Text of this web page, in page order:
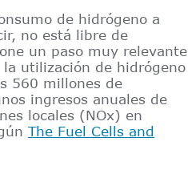
de hidrógeno a
no está libre de
un paso muy relevante
utilización de hidrógeno
560 millones de
ingresos anuales de
locales (NOx) en
The Fuel Cells and